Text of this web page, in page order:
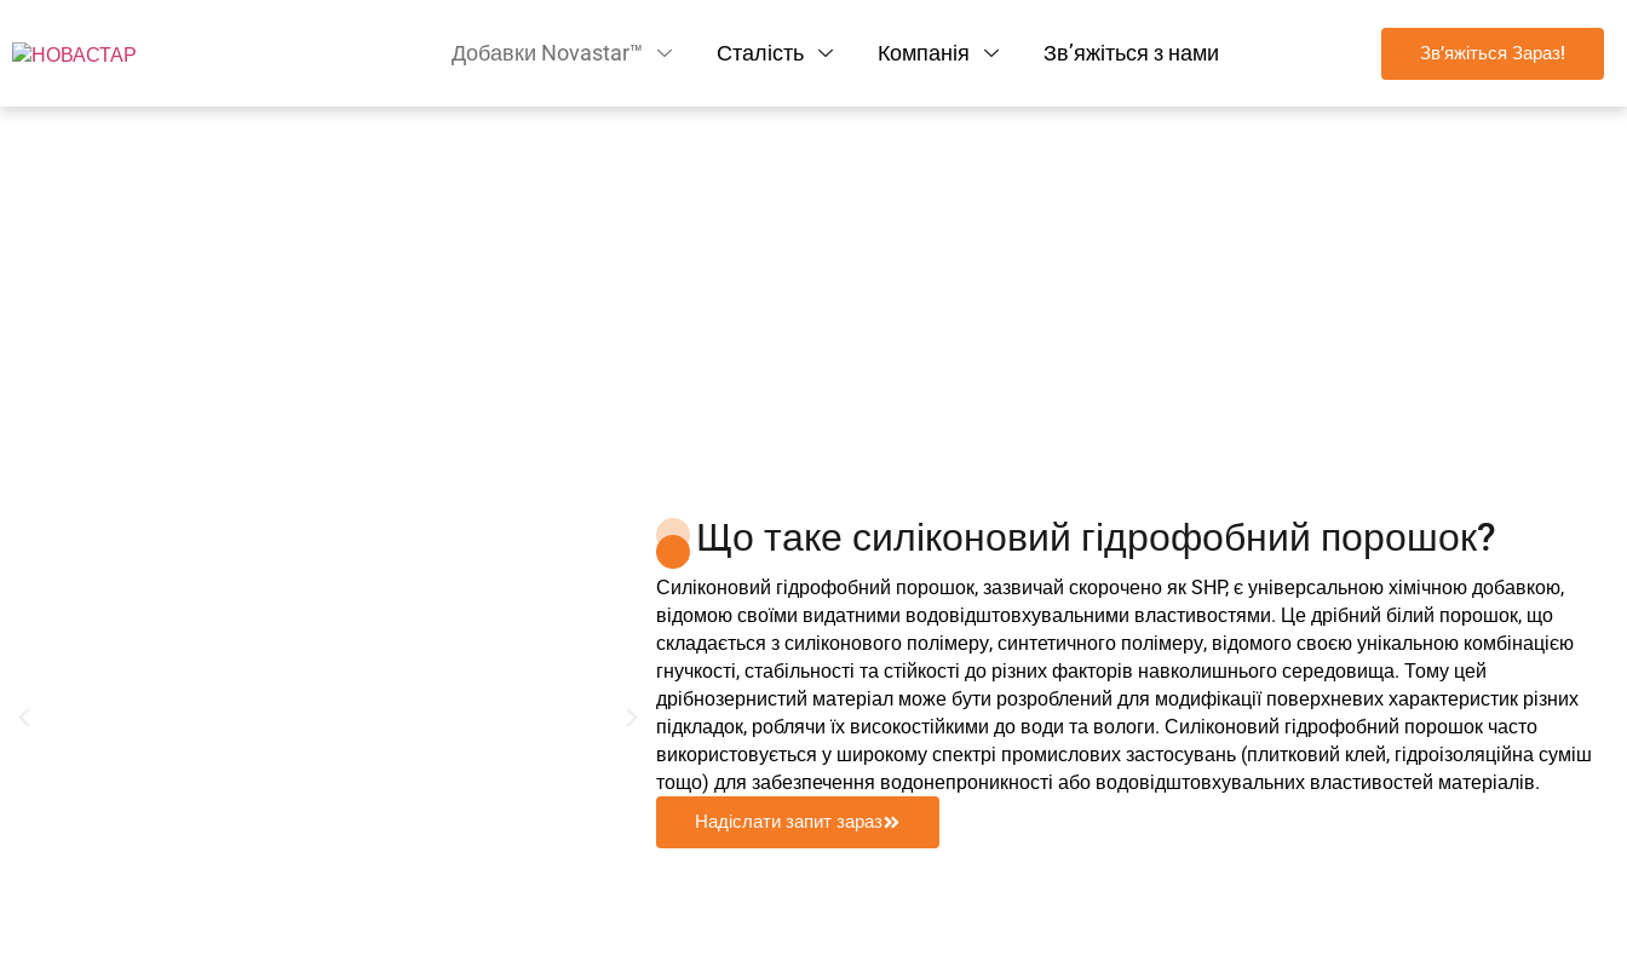
Добавки Novastar™ Сталість Компанія Зв’яжіться з нами Зв’яжіться Зараз!
Що таке силіконовий гідрофобний порошок?
Силіконовий гідрофобний порошок, зазвичай скорочено як SHP, є універсальною хімічною добавкою,
відомою своїми видатними водовідштовхувальними властивостями. Це дрібний білий порошок, що
складається з силіконового полімеру, синтетичного полімеру, відомого своєю унікальною комбінацією
гнучкості, стабільності та стійкості до різних факторів навколишнього середовища. Тому цей
дрібнозернистий матеріал може бути розроблений для модифікації поверхневих характеристик різних
підкладок, роблячи їх високостійкими до води та вологи. Силіконовий гідрофобний порошок часто
використовується у широкому спектрі промислових застосувань (плитковий клей, гідроізоляційна суміш
тощо) для забезпечення водонепроникності або водовідштовхувальних властивостей матеріалів.
Надіслати запит зараз